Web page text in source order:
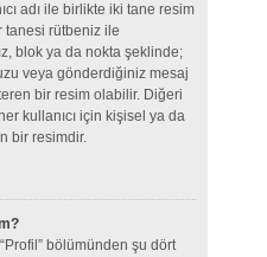
adı ile birlikte iki tane resim
tanesi rütbeniz ile
blok ya da nokta şeklinde;
veya gönderdiğiniz mesaj
bir resim olabilir. Diğeri
kullanıcı için kişisel ya da
bir resimdir.
bölümünden şu dört